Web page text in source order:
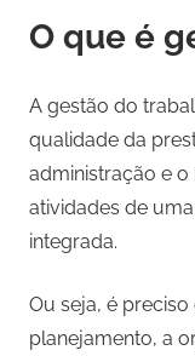
O que é
A gestão do
qualidade da
administração e
atividades de
integrada.
Ou seja, é
planejamento, a